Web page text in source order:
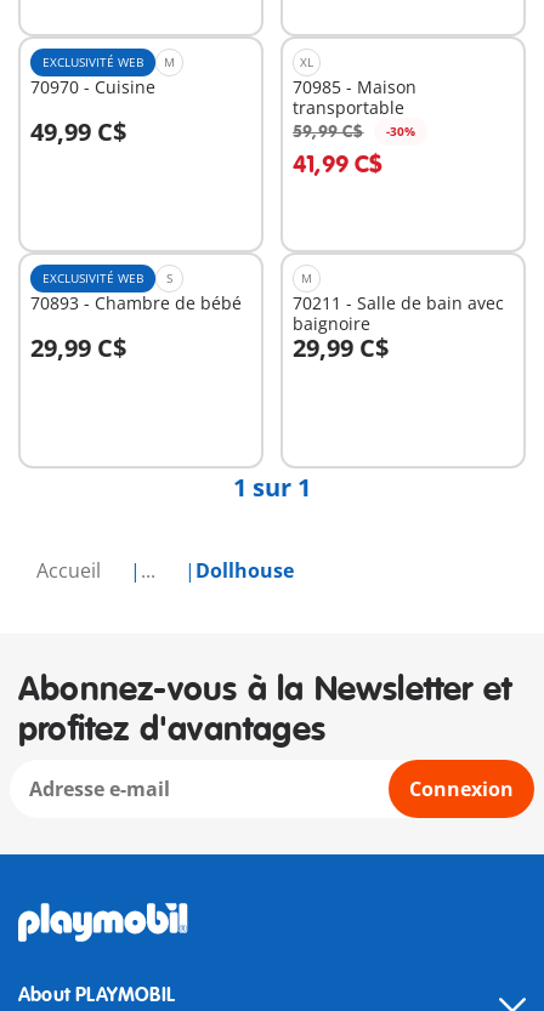
Accueil ... Dollhouse
EXCLUSIVITÉ WEB M
70970 - Cuisine
49,99 C$
Au panier
XL
70985 - Maison
transportable
59,99 C$ -30%
41,99 C$
Au panier
EXCLUSIVITÉ WEB S
70893 - Chambre de bébé
29,99 C$
Au panier
M
70211 - Salle de bain avec
baignoire
29,99 C$
Au panier
1 sur 1
Abonnez-vous à la Newsletter et
profitez d'avantages
Connexion
About PLAYMOBIL